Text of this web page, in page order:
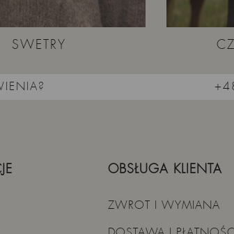
SWETRY
OBSŁUGA KLIENTA
ZWROT I WYMIANA